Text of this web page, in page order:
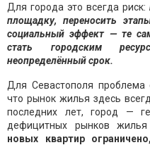
Для города это всегда риск:
площадку, переносить
социальный эффект — те
стать городским
неопределённый срок.
Для Севастополя проблема
что рынок жилья здесь
последних лет, город —
дефицитных рынков
новых квартир